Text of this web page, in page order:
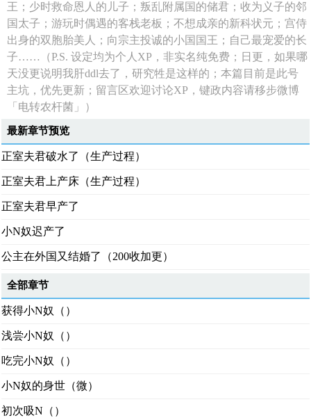
王；少时救命恩人的儿子；叛乱附属国的储君；收为义子的邻
国太子；游玩时偶遇的客栈老板；不想成亲的新科状元；宫侍
出身的双胞胎美人；向宗主投诚的小国国王；自己最宠爱的长
子……（P.S. 设定均为个人XP，非实名纯免费；日更，如果哪
天没更说明我肝ddl去了，研究牲是这样的；本篇目前是此号
主坑，优先更新；留言区欢迎讨论XP，键政内容请移步微博
「电转农杆菌」）
最新章节预览
正室夫君破水了（生产过程）
正室夫君上产床（生产过程）
正室夫君早产了
小N奴迟产了
公主在外国又结婚了（200收加更）
全部章节
获得小N奴（）
浅尝小N奴（）
吃完小N奴（）
小N奴的身世（微）
初次吸N（）